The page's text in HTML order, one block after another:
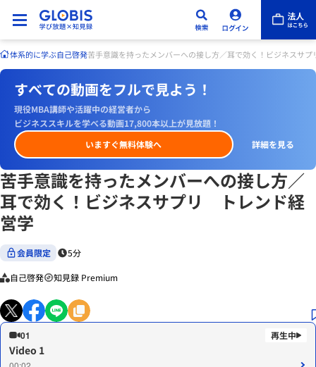
体系的に学ぶ自己啓発苦手意識を持ったメンバーへの接し方／耳で効く！ビジネスサ
すべての動画をフルで見よう！
現役MBA講師や活躍中の経営者から
ビジネススキルを学べる動画17,800本以上が見放題！
いますぐ無料体験へ
詳細を見る
苦手意識を持ったメンバーへの接し方／
耳で効く！ビジネスサプリ トレンド経
営学
会員限定 5分
自己啓発 知見録 Premium
01
Video 1